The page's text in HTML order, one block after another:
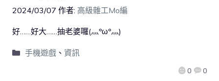
2024/03/07 作者: 高級雜工Mo編
0 0
好……好大……抽老婆囉(灬ºωº灬)
手機遊戲、 資訊